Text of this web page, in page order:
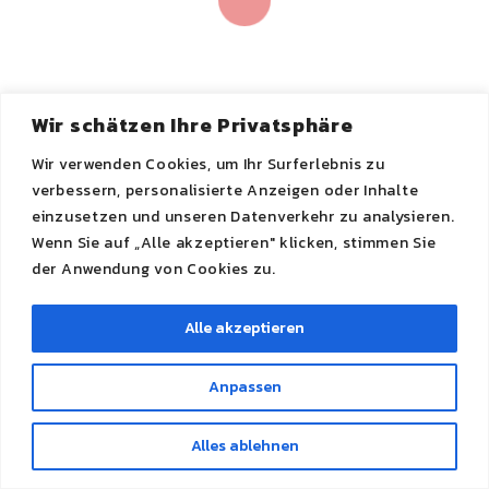
Wir schätzen Ihre Privatsphäre
Wir verwenden Cookies, um Ihr Surferlebnis zu
verbessern, personalisierte Anzeigen oder Inhalte
einzusetzen und unseren Datenverkehr zu analysieren.
Wenn Sie auf „Alle akzeptieren" klicken, stimmen Sie
der Anwendung von Cookies zu.
Anpassen
Alles ablehnen
Alle akzeptieren
©2023- J. L. Breitling
Imprint|privacy